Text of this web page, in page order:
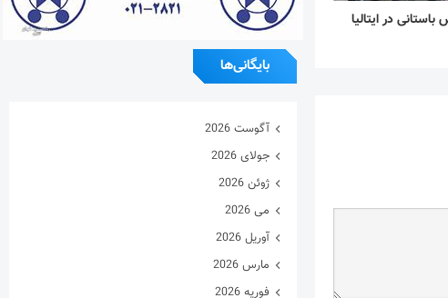
در ایتالیا
بایگانی‌ها
آگوست 2026
جولای 2026
ژوئن 2026
می 2026
آوریل 2026
مارس 2026
فوریه 2026